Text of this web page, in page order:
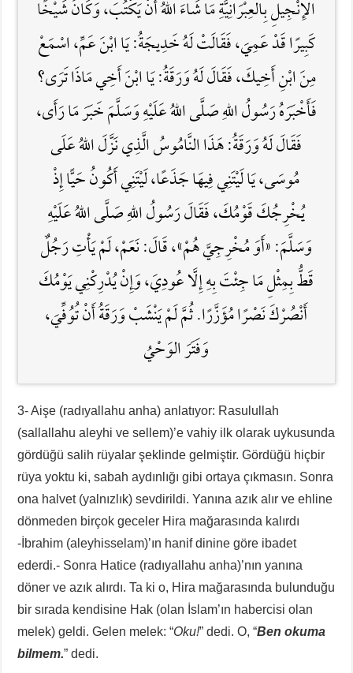
الإِنْجِيلِ بِالعِبْرَانِيَّةِ مَا شَاءَ اللَّهُ أَنْ يَكْتُبَ، وَكَانَ شَيْخًا
كَبِيرًا قَدْ عَمِيَ، فَقَالَتْ لَهُ خَدِيجَةُ: يَا ابْنَ عَمِّ، اسْمَعْ
مِنَ ابْنِ أَخِيكَ، فَقَالَ لَهُ وَرَقَةُ: يَا ابْنَ أَخِي مَاذَا تَرَى؟
فَأَخْبَرَهُ رَسُولُ اللَّهِ صَلَّى اللهُ عَلَيْهِ وَسَلَّمَ خَبَرَ مَا رَأَى،
فَقَالَ لَهُ وَرَقَةُ: هَذَا النَّامُوسُ الَّذِي نَزَّلَ اللَّهُ عَلَى
مُوسَى، يَا لَيْتَنِي فِيهَا جَذَعًا، لَيْتَنِي أَكُونُ حَيًّا إِذْ
يُخْرِجُكَ قَوْمُكَ، فَقَالَ رَسُولُ اللَّهِ صَلَّى اللهُ عَلَيْهِ
وَسَلَّمَ: «أَوَ مُخْرِجِيَّ هُمْ»، قَالَ: نَعَمْ، لَمْ يَأْتِ رَجُلٌ
قَطُّ بِمِثْلِ مَا جِئْتَ بِهِ إِلَّا عُودِيَ، وَإِنْ يُدْرِكْنِي يَوْمُكَ
أَنْصُرْكَ نَصْرًا مُؤَزَّرًا. ثُمَّ لَمْ يَنْشَبْ وَرَقَةُ أَنْ تُوُفِّيَ،
وَفَتَرَ الوَحْيُ
3- Aişe (radıyallahu anha) anlatıyor: Rasulullah
(sallallahu aleyhi ve sellem)’e vahiy ilk olarak uykusunda
gördüğü salih rüyalar şeklinde gelmiştir. Gördüğü hiçbir
rüya yoktu ki, sabah aydınlığı gibi ortaya çıkmasın. Sonra
ona halvet (yalnızlık) sevdirildi. Yanına azık alır ve ehline
dönmeden birçok geceler Hira mağarasında kalırdı
-İbrahim (aleyhisselam)’ın hanif dinine göre ibadet
ederdi.- Sonra Hatice (radıyallahu anha)’nın yanına
döner ve azık alırdı. Ta ki o, Hira mağarasında bulunduğu
bir sırada kendisine Hak (olan İslam’ın habercisi olan
melek) geldi. Gelen melek: “Oku!” dedi. O, “Ben okuma
bilmem.” dedi.